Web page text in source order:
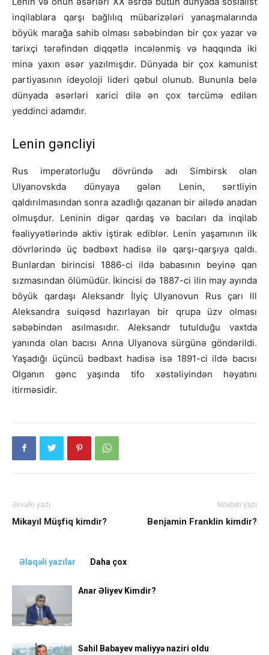
inqilablara qarşı bağlılıq mübarizələri yanaşmalarında
böyük marağa sahib olması səbəbindən bir çox yazar və
tarixçi tərəfindən diqqətlə incələnmiş və haqqında iki
minə yaxın əsər yazılmışdır. Dünyada bir çox kamunist
partiyasının ideyoloji lideri qəbul olunub. Bununla belə
dünyada əsərləri xarici dilə ən çox tərcümə edilən
yeddinci adamdır.
Lenin gəncliyi
Rus imperatorluğu dövründə adı Simbirsk olan
Ulyanovskda dünyaya gələn Lenin, sərtliyin
qaldırılmasından sonra azadlığı qazanan bir ailədə anadan
olmuşdur. Leninin digər qardaş və bacıları da inqilab
fəaliyyətlərində aktiv iştirak ediblər. Lenin yaşamının ilk
dövrlərində üç bədbəxt hadisə ilə qarşı-qarşıya qaldı.
Bunlardan birincisi 1886-ci ildə babasının beyinə qan
sızmasından ölümüdür. İkincisi də 1887-ci ilin may ayında
böyük qardaşı Aleksandr İlyiç Ulyanovun Rus çarı lll
Aleksandra suiqəsd hazırlayan bir qrupa üzv olması
səbəbindən asılmasıdır. Aleksandr tutulduğu vaxtda
yanında olan bacısı Anna Ulyanova sürgünə göndərildi.
Yaşadığı üçüncü bədbaxt hadisə isə 1891-ci ildə bacısı
Olganın gənc yaşında tifo xəstəliyindən həyatını
itirməsidir.
Əvvəlki yazı
Mikayıl Müşfiq kimdir?
Növbəti yazı
Benjamin Franklin kimdir?
Əlaqəli yazılar Daha çox
Anar Əliyev Kimdir?
Sahil Babayev maliyyə naziri oldu